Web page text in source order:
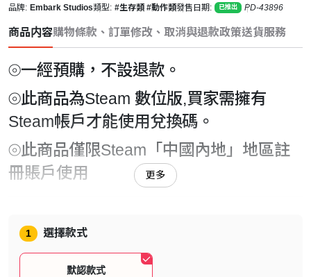
品牌: Embark Studios類型: #生存類 #動作類發售日期: 已推出 PD-43896
商品内容購物條款、訂單修改、取消與退款政策送貨服務
⦾一經預購，不設退款。
⦾此商品為Steam 數位版,買家需擁有
Steam帳戶才能使用兌換碼。
⦾此商品僅限Steam「中國內地」地區註
冊賬戶使用
遊戲類型：射擊、生存、動作
語言：繁體中文、簡體中文、英文 、日文
更多
1 選擇款式
默認款式